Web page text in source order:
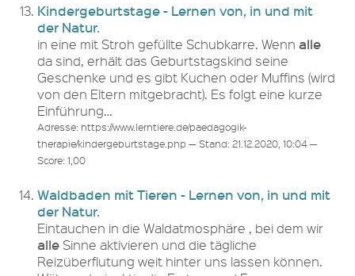
Kindergeburtstage - Lernen von, in und mit
der Natur.
in eine mit Stroh gefüllte Schubkarre. Wenn alle
da sind, erhält das Geburtstagskind seine
Geschenke und es gibt Kuchen oder Muffins (wird
von den Eltern mitgebracht). Es folgt eine kurze
Einführung…
Adresse: https://www.lerntiere.de/paedagogik-
therapie/kindergeburtstage.php — Stand: 21.12.2020, 10:04 —
Score: 1,00
Waldbaden mit Tieren - Lernen von, in und mit
der Natur.
Eintauchen in die Waldatmosphäre , bei dem wir
alleSinne aktivieren und die tägliche
Reizüberflutung weit hinter uns lassen können.